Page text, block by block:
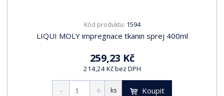
Kód produktu: 1594
LIQUI MOLY impregnace tkanin sprej 400ml
259,23 Kč
214,24 Kč bez DPH
ks Koupit